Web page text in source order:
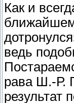
Как и
ведь
рава Ш.-Р.
результат